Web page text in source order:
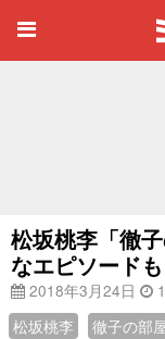
松坂桃李「徹
なエピソードも
2018年3月24日
松坂桃李
徹子の部